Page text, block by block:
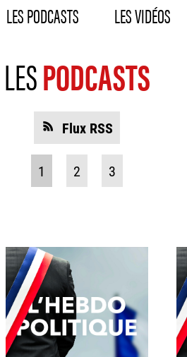
LES PODCASTS LES VIDÉOS
LESPODCASTS
Flux RSS
1 2 3